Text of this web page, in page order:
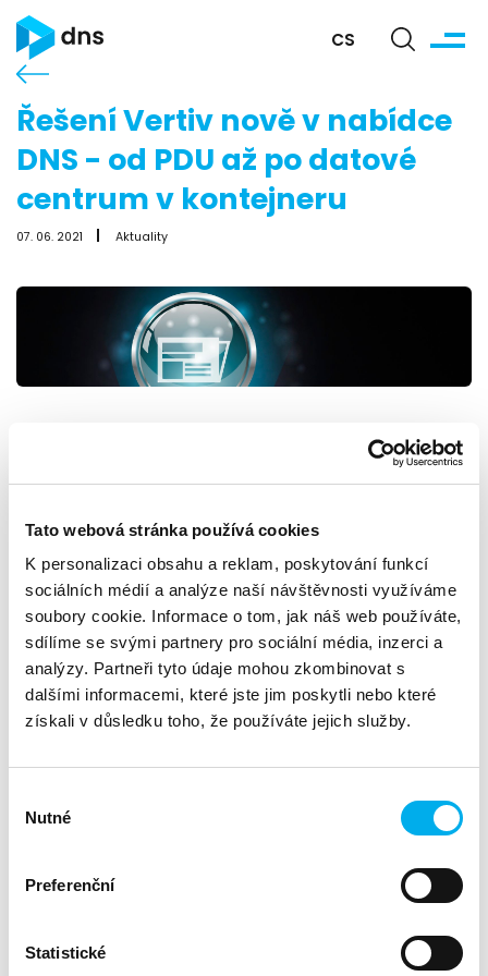
Tato webová stránka používá cookies
K personalizaci obsahu a reklam, poskytování funkcí
sociálních médií a analýze naší návštěvnosti využíváme
soubory cookie. Informace o tom, jak náš web používáte,
sdílíme se svými partnery pro sociální média, inzerci a
analýzy. Partneři tyto údaje mohou zkombinovat s
dalšími informacemi, které jste jim poskytli nebo které
získali v důsledku toho, že používáte jejich služby.
souhlasu
Nutné
Preferenční
Statistické
CS
Řešení Vertiv nově v nabídce
DNS - od PDU až po datové
centrum v kontejneru
07. 06. 2021 Aktuality
Rozšířili jsme naše portfolio o nové partnerství se
společností Vertiv Czech Republic s.r.o., světovým
lídrem v navrhování, budování a údržbě kritické
důležitých aplikací v datových centrech, optimální
DNS pomocí tohoto partnerství doplňuje nabídku pro datová
centra o portfolio řešení v oblasti napájení, chlazení a IT
infrastruktury, od scénářů Edge IT až po vybavení datacenter
velkých cloudových poskytovatelů.
Společným cílem obou společností je zvyšování počtu
spokojených zákazníků na českém a slovenském trhu, kteří
Vertiv je americký výrobce vybavení a poskytovatel služeb
pro datová centra se sídlem v Ohiu, jeho široká nabídka
samostatná datová centra VRC-S o velikosti standardního
racku a pro největší zákazníky nabízí instalace
kontejnerových datových center „na klíč“. Svým záběrem
Po celém světě Vertiv zaměstnává více než 20 000